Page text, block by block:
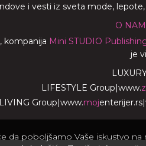
i vesti iz sveta mode,
O
kompanija Mini STUDIO
je
LIFESTYLE Group|www.
LIVING Group|www.mojenterijer.rs|
da poboljšamo Vaše iskustvo na